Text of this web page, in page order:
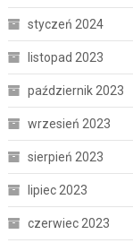
styczeń 2024
listopad 2023
październik 2023
wrzesień 2023
sierpień 2023
lipiec 2023
czerwiec 2023